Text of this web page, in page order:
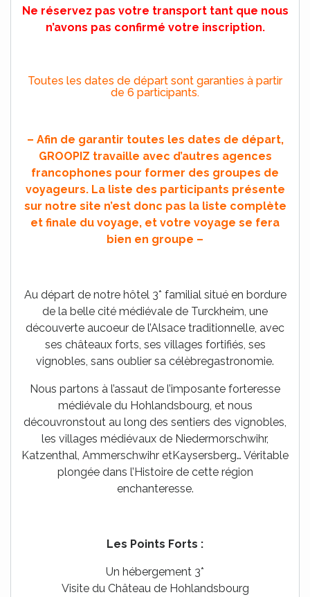
Ne réservez pas votre transport tant que nous
n’avons pas confirmé votre inscription.
Toutes les dates de départ sont garanties à partir
de 6 participants.
– Afin de garantir toutes les dates de départ,
GROOPIZ travaille avec d’autres agences
francophones pour former des groupes de
voyageurs. La liste des participants présente
sur notre site n’est donc pas la liste complète
et finale du voyage, et votre voyage se fera
bien en groupe –
Au départ de notre hôtel 3* familial situé en bordure
de la belle cité médiévale de Turckheim, une
découverte aucoeur de l’Alsace traditionnelle, avec
ses châteaux forts, ses villages fortifiés, ses
vignobles, sans oublier sa célèbregastronomie.
Nous partons à l’assaut de l’imposante forteresse
médiévale du Hohlandsbourg, et nous
découvronstout au long des sentiers des vignobles,
les villages médiévaux de Niedermorschwihr,
Katzenthal, Ammerschwihr etKaysersberg… Véritable
plongée dans l’Histoire de cette région
enchanteresse.
Les Points Forts :
Un hébergement 3*
Visite du Château de Hohlandsbourg